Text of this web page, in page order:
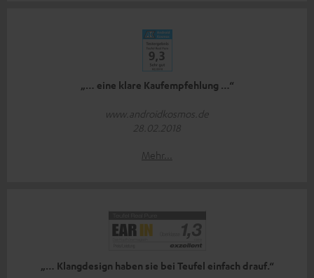
„… eine klare Kaufempfehlung …“
www.androidkosmos.de
28.02.2018
Mehr...
„… Klangdesign haben sie bei Teufel einfach drauf.“